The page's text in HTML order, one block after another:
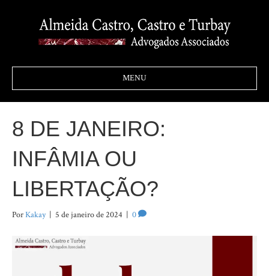
MENU
8 DE JANEIRO:
INFÂMIA OU
LIBERTAÇÃO?
PorKakay | 5 de janeiro de 2024 | 0